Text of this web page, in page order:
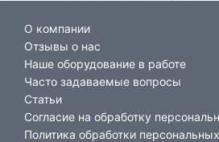
О компании
Отзывы о нас
Наше оборудование в работе
Часто задаваемые вопросы
Статьи
Согласие на обработку
Политика обработки